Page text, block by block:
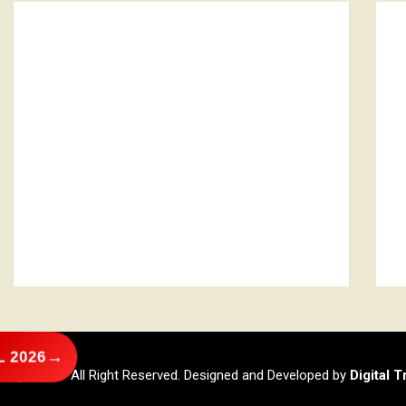
@2026 – All Right Reserved. Designed and Developed by Digital
2026→